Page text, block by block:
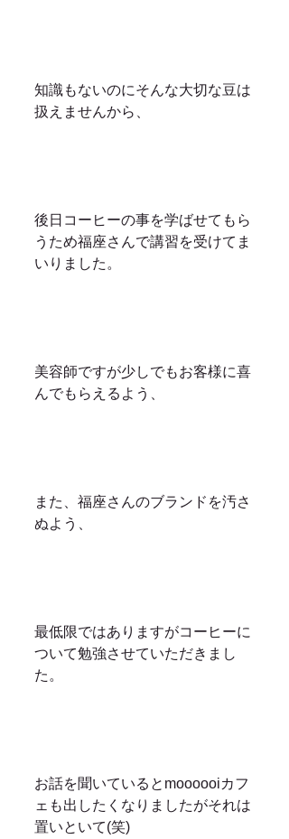
知識もないのにそんな大切な豆は
扱えませんから、
後日コーヒーの事を学ばせてもら
うため福座さんで講習を受けてま
いりました。
美容師ですが少しでもお客様に喜
んでもらえるよう、
また、福座さんのブランドを汚さ
ぬよう、
最低限ではありますがコーヒーに
ついて勉強させていただきまし
た。
お話を聞いているとmoooooiカフ
ェも出したくなりましたがそれは
置いといて(笑)